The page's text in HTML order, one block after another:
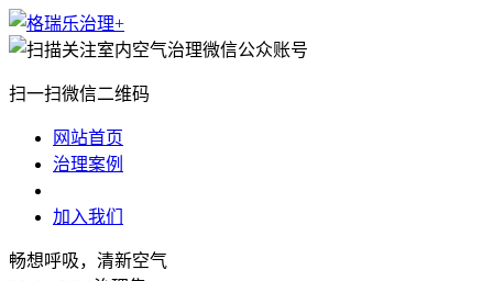
扫一扫微信二维码
网站首页
治理案例
加入我们
畅想呼吸，清新空气